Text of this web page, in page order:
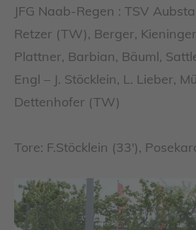
JFG Naab-Regen : TSV
Retzer (TW), Berger,
Plattner, Barbian, Bäuml,
Engl – J. Stöcklein, L. Lieber,
Dettenhofer (TW)
Tore: F.Stöcklein (33′),